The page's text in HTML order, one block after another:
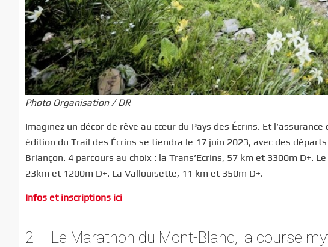
Photo Organisation / DR
Imaginez un décor de rêve au cœur du Pays des Écrins. Et
édition du Trail des Écrins se tiendra le 17 juin 2023, avec des
Briançon. 4 parcours au choix : la Trans’Ecrins, 57 km et 3300m D+.
23km et 1200m D+. La Vallouisette, 11 km et 350m D+.
Infos et inscriptions ici
2 – Le Marathon du Mont-Blanc, la course